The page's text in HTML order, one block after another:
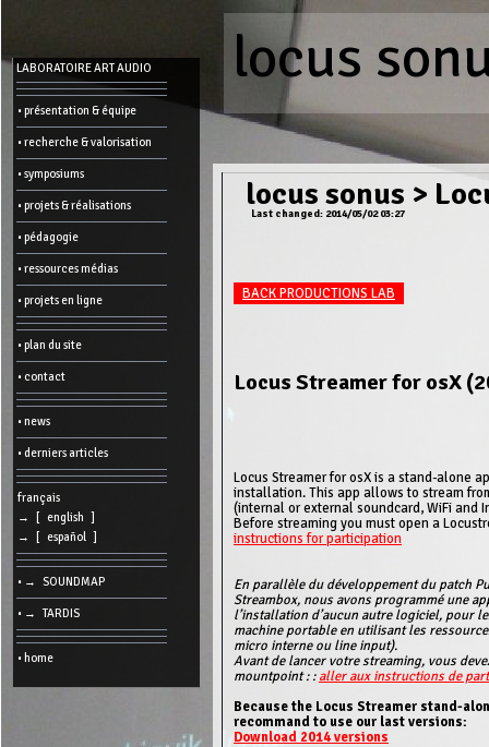
LABORATOIRE ART AUDIO
• présentation & équipe
• recherche & valorisation
• symposiums
• projets & réalisations
• pédagogie
• ressources médias
• projets en ligne
• plan du site
• contact
• news
• derniers articles
français
→ [ english ]
→ [ español ]
• → SOUNDMAP
• → TARDIS
• home
locus
locus sonus >
Last changed: 2014/05/02 03:27
BACK PRODUCTIONS LAB
Locus Streamer for osX
Locus Streamer for osX is a stand-alone
installation. This app allows to stream
(internal or external soundcard, WiFi and
Before streaming you must open a
instructions for participation
En parallèle du développement du patch
Streambox, nous avons programmé une
l’installation d’aucun autre logiciel, pour
machine portable en utilisant les
micro interne ou line input).
Avant de lancer votre streaming, vous
mountpoint : :aller aux instructions de
Because the Locus Streamer stand-
recommand to use our last versions:
Download 2014 versions
Menu
-
Admin
Recent
changes
Article:
Edit
Wiki
History
Créer
une
page
Admin
Other:
all
pages
Erase
cookies
Search:
Language:
16:14
-